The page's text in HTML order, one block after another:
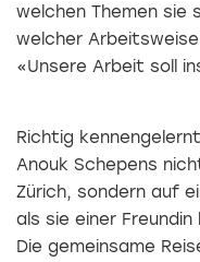
welchen Themen sie
welcher
«Unsere Arbeit soll
Richtig
Anouk Schepens
Zürich, sondern auf
als sie einer
Die gemeinsame